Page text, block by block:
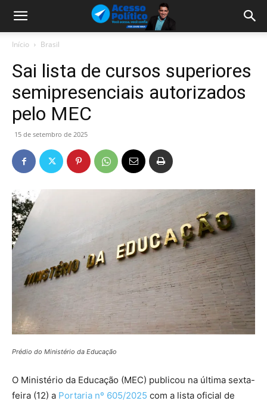
Início Brasil
Sai lista de cursos superiores
semipresenciais autorizados
pelo MEC
15 de setembro de 2025
Prédio do Ministério da Educação
O Ministério da Educação (MEC) publicou na última sexta-
feira (12) a Portaria nº 605/2025 com a lista oficial de